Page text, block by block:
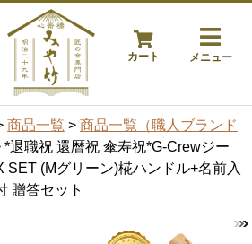
カート メニュー
商品一覧 > 商品一覧（職人ブランド
*退職祝 還暦祝 傘寿祝*G-Crewジー
SET (Mグリーン)椛ハンドル+名前入
贈答セット